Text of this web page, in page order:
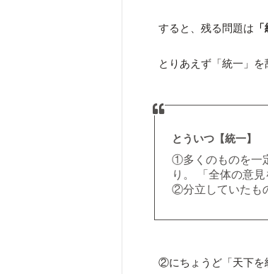
すると、残る問題は
とりあえず「統一」
とういつ【統一】
①多くのものを一
り。 「全体の意
②分立していたも
②にちょうど「天下を